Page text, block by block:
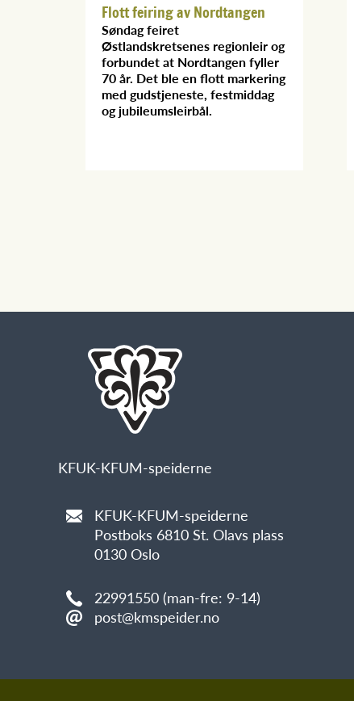
Flott feiring av Nordtangen
Søndag feiret
Østlandskretsenes regionleir og
forbundet at Nordtangen fyller
70 år. Det ble en flott markering
med gudstjeneste, festmiddag
og jubileumsleirbål.
KFUK-KFUM-speiderne
KFUK-KFUM-speiderne
Postboks 6810 St. Olavs plass
0130 Oslo
22991550 (man-fre: 9-14)
post@kmspeider.no